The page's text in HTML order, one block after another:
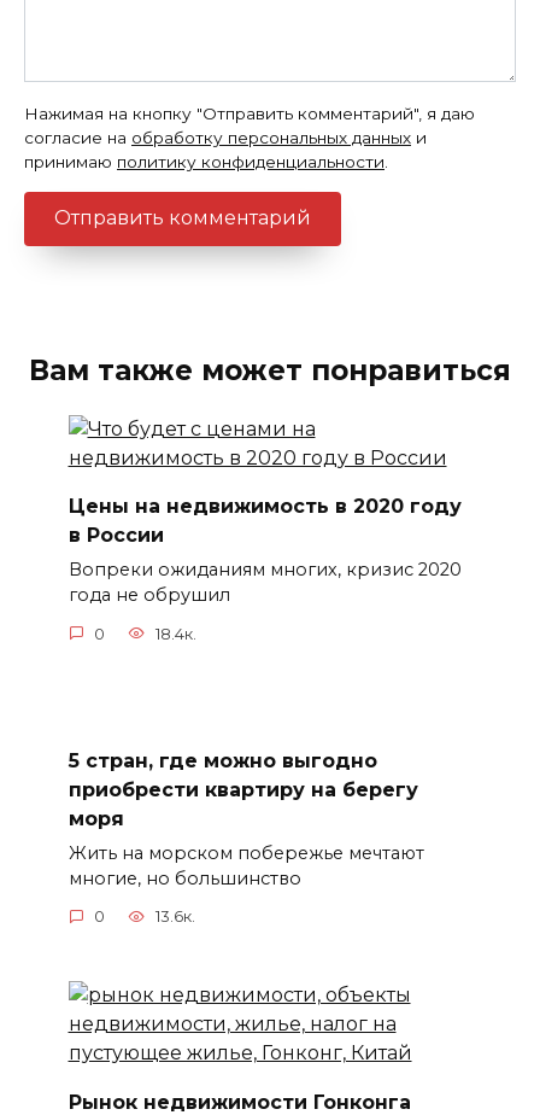
Нажимая на кнопку "Отправить комментарий", я даю
согласие на обработку персональных данных и
принимаю политику конфиденциальности
Вам также может понравиться
Цены на недвижимость в 2020 году
в России
Вопреки ожиданиям многих, кризис 2020
года не обрушил
0 18.4к.
5 стран, где можно выгодно
приобрести квартиру на берегу
моря
Жить на морском побережье мечтают
многие, но большинство
0 13.6к.
Рынок недвижимости Гонконга